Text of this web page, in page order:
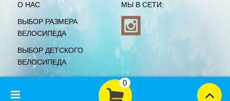
О НАС
ВЫБОР РАЗМЕРА
ВЕЛОСИПЕДА
ВЫБОР ДЕТСКОГО
ВЕЛОСИПЕДА
МЫ В СЕТИ:
0